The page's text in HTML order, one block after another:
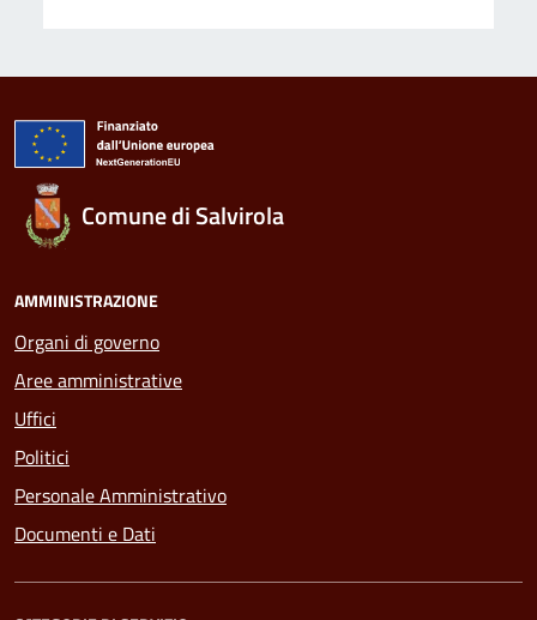
Comune di Salvirola
AMMINISTRAZIONE
Organi di governo
Aree amministrative
Uffici
Politici
Personale Amministrativo
Documenti e Dati